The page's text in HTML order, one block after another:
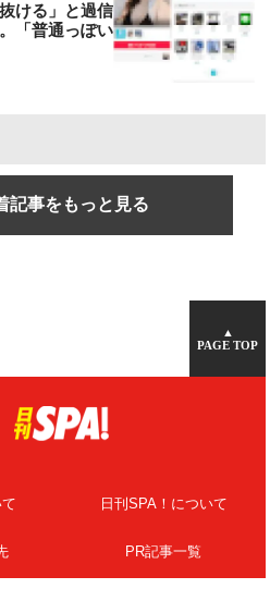
ける」と過信
「普通っぽい
記事をもっと見る
▲
PAGE TOP
日刊SPA！について
PR記事一覧